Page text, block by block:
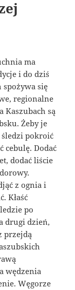
ma
i do dziś
się
regionalne
Kaszubach są
Żeby je
pokroić
cebulę. Dodać
dodać liście
z ognia i
Kłaść
po
drugi dzień,
przejdą
wędzenia
Węgorze